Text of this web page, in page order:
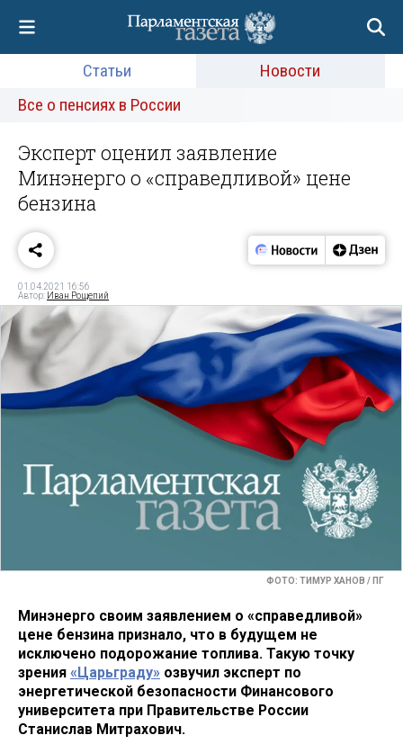
Статьи
Новости
Все о пенсиях в России
Эксперт оценил заявление
Минэнерго о «справедливой» цене
бензина
01.04.2021 16:56
Автор: Иван Рощепий
ФОТО: ТИМУР ХАНОВ / ПГ
Минэнерго своим заявлением о «справедливой»
цене бензина признало, что в будущем не
исключено подорожание топлива. Такую точку
зрения «Царьграду» озвучил эксперт по
энергетической безопасности Финансового
университета при Правительстве России
Станислав Митрахович.